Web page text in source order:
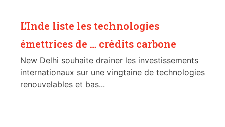
L’Inde liste les technologies
émettrices de … crédits carbone
New Delhi souhaite drainer les investissements
internationaux sur une vingtaine de technologies
renouvelables et bas...